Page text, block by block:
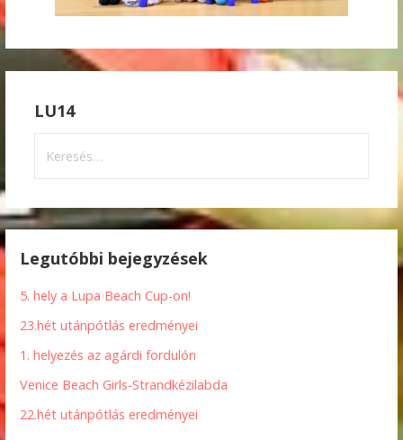
LU14
Legutóbbi bejegyzések
5. hely a Lupa Beach Cup-on!
23.hét utánpótlás eredményei
1. helyezés az agárdi fordulón
Venice Beach Girls-Strandkézilabda
22.hét utánpótlás eredményei